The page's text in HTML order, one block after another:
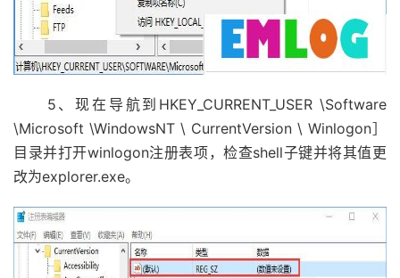
5、现在导航到HKEY_CURRENT_USER \Software
\Microsoft \WindowsNT \ CurrentVersion \ Winlogon］
目录并打开winlogon注册表项，检查shell子键并将其值更
改为explorer.exe。